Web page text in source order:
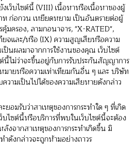
เว็บไซต์นี้ (VIII) เนื้อหาหรือเนื้อหาของผู้
ท ก่อกวน เหยียดหยาม เป็นอันตรายต่อผู้
มครอง, ลามกอนาจาร, "X-RATED",
ยจและ/หรือ (IX) ความสูญเสียหรือความ
ป็นผลมาจากการใช้งานของคุณ เว็บไซต์
นี้ไม่ว่าจะขึ้นอยู่กับการรับประกันสัญญาการ
ายหรือความเท่าเทียมกันอื่น ๆ และ บริษัท
วามเป็นไปได้ของความเสียหายดังกล่าว
อมรับว่าสาเหตุของการกระทําใด ๆ ที่เกิด
บไซต์นี้หรือบริการที่พบในเว็บไซต์นี้จะต้อง
งจากสาเหตุของการกระทําเกิดขึ้น มิ
าดังกล่าวจะถูกห้ามอย่างถาวร